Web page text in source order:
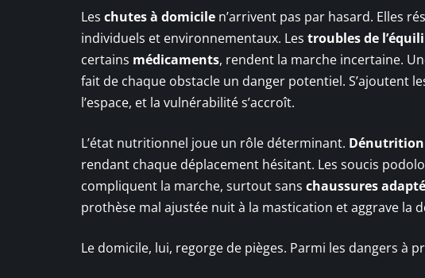
Les chutes à domicile n’arrivent pas par hasard. Elles
individuels et environnementaux. Les troubles de
certains médicaments, rendent la marche incertaine.
fait de chaque obstacle un danger potentiel. S’ajoutent
l’espace, et la vulnérabilité s’accroît.
L’état nutritionnel joue un rôle déterminant. Dénutrition
rendant chaque déplacement hésitant. Les soucis
compliquent la marche, surtout sans chaussures
prothèse mal ajustée nuit à la mastication et aggrave la
Le domicile, lui, regorge de pièges. Parmi les dangers à